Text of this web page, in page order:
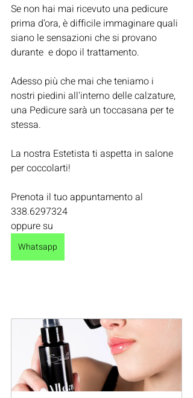
Se non hai mai ricevuto una pedicure
prima d’ora, è difficile immaginare quali
siano le sensazioni che si provano
durante  e dopo il trattamento.
Adesso più che mai che teniamo i
nostri piedini all'interno delle calzature,
una Pedicure sarà un toccasana per te
stessa.
La nostra Estetista ti aspetta in salone
per coccolarti!
Prenota il tuo appuntamento al
338.6297324
oppure su
Whatsapp